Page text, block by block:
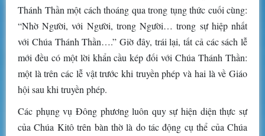
Thánh Thần một cách thoáng qua trong tụng thức cuối cùng:
“Nhờ Người, với Người, trong Người… trong sự hiệp nhất
với Chúa Thánh Thần….” Giờ đây, trái lại, tất cả các sách lễ
mới đều có một lời khẩn cầu kép đối với Chúa Thánh Thần:
một là trên các lễ vật trước khi truyền phép và hai là về Giáo
hội sau khi truyền phép.
Các phụng vụ Đông phương luôn quy sự hiện diện thực sự
của Chúa Kitô trên bàn thờ là do tác động cụ thể của Chúa